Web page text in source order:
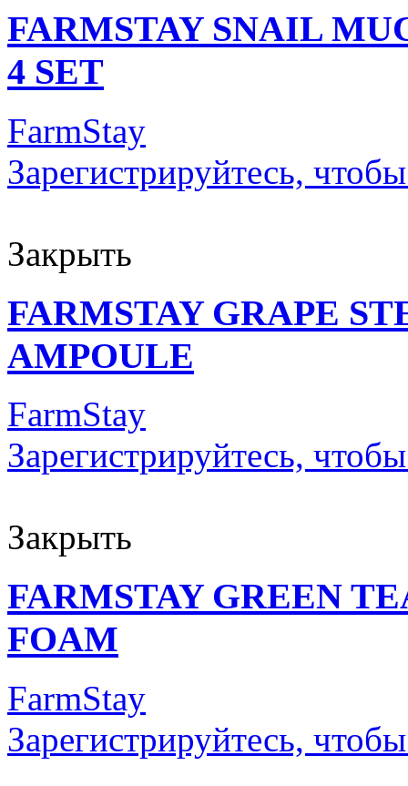
FARMSTAY SNAIL
4 SET
FarmStay
Зарегистрируйтесь,
Закрыть
FARMSTAY GRAPE
AMPOULE
FarmStay
Зарегистрируйтесь,
Закрыть
FARMSTAY GREEN
FOAM
FarmStay
Зарегистрируйтесь,